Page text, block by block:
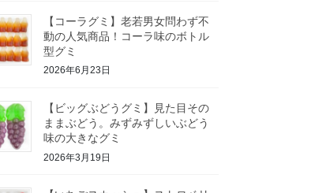
【コーラグミ】老若男女問わず不
動の人気商品！コーラ味のボトル
型グミ
2026年6月23日
【ビッグぶどうグミ】見た目その
ままぶどう。みずみずしいぶどう
味の大きなグミ
2026年3月19日